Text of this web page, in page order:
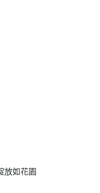
放如花園